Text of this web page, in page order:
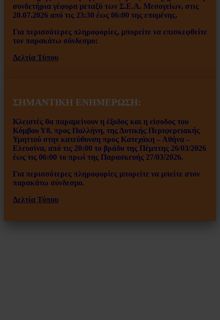
συνδετήρια γέφυρα μεταξύ των Σ.Ε.Α. Μεσογείων, στις
20.07.2026 από τις 23:30 έως 06:00 της επομένης.
Για περισσότερες πληροφορίες, μπορείτε να επισκεφθείτε
τον παρακάτω σύνδεσμο:
Δελτία Τύπου
ΣΗΜΑΝΤΙΚΗ ΕΝΗΜΕΡΩΣΗ:
Κλειστές θα παραμείνουν η έξοδος και η είσοδος του
Κόμβου Υ8, προς Παλλήνη, της Δυτικής Περιφερειακής
Υμηττού στην κατεύθυνση προς Κατεχάκη – Αθήνα –
Ελευσίνα, από τις 20:00 το βράδυ της Πέμπτης 26/03/2026
έως τις 06:00 το πρωί της Παρασκευής 27/03/2026.
Για περισσότερες πληροφορίες μπορείτε να μπείτε στον
παρακάτω σύνδεσμο.
Δελτία Τύπου